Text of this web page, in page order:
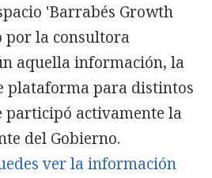
'Barrabés Growth
por la consultora
aquella información, la
plataforma para distintos
participó activamente la
del Gobierno.
ver la información